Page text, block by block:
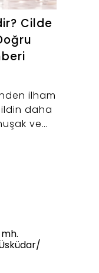
Cilde
ilham
daha
ve
bakım
için